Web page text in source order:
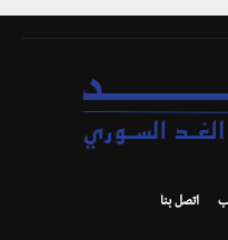
اتصل بنا